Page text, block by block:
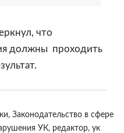
что
должны проходить
, Законодательство в сфере
УК, редактор, ук